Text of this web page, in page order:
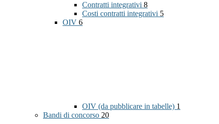
Contratti integrativi 8
Costi contratti integrativi 5
OIV 6
OIV (da pubblicare in tabelle) 1
Bandi di concorso 20